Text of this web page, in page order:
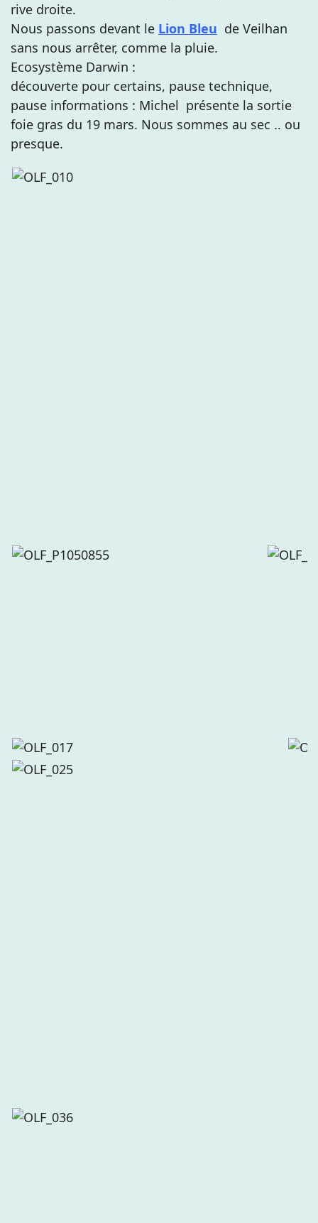
rive droite.
Nous passons devant le Lion Bleu de Veilhan
sans nous arrêter, comme la pluie.
Ecosystème Darwin :
découverte pour certains, pause technique,
pause informations : Michel présente la sortie
foie gras du 19 mars. Nous sommes au sec .. ou
presque.